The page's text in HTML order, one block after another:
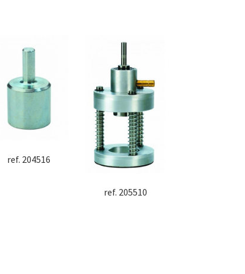
ref. 204516
ref. 205510